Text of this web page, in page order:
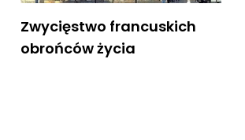
Zwycięstwo francuskich
obrońców życia